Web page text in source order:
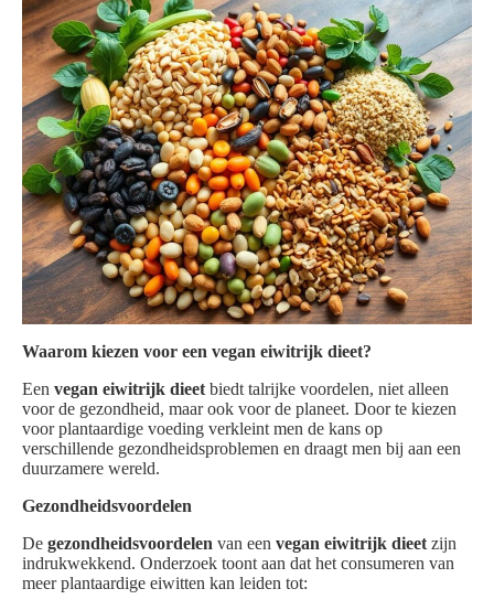
Waarom kiezen voor een vegan eiwitrijk dieet?
Een vegan eiwitrijk dieet biedt talrijke voordelen, niet alleen
voor de gezondheid, maar ook voor de planeet. Door te kiezen
voor plantaardige voeding verkleint men de kans op
verschillende gezondheidsproblemen en draagt men bij aan een
duurzamere wereld.
Gezondheidsvoordelen
De gezondheidsvoordelen van een vegan eiwitrijk dieet zijn
indrukwekkend. Onderzoek toont aan dat het consumeren van
meer plantaardige eiwitten kan leiden tot: